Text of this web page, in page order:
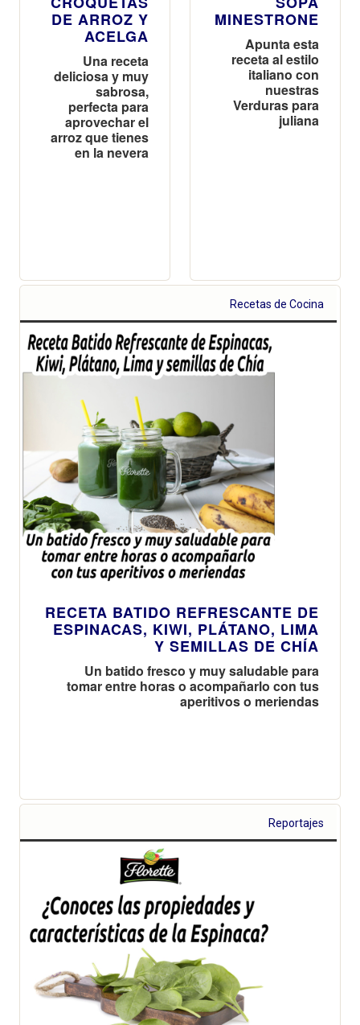
DE ARROZ Y
ACELGA
Una receta
deliciosa y muy
sabrosa,
perfecta para
aprovechar el
arroz que tienes
en la nevera
MINESTRONE
Apunta esta
receta al estilo
italiano con
nuestras
Verduras para
juliana
Recetas de Cocina
RECETA BATIDO REFRESCANTE DE
ESPINACAS, KIWI, PLÁTANO, LIMA
Y SEMILLAS DE CHÍA
Un batido fresco y muy saludable para
tomar entre horas o acompañarlo con tus
aperitivos o meriendas
Reportajes